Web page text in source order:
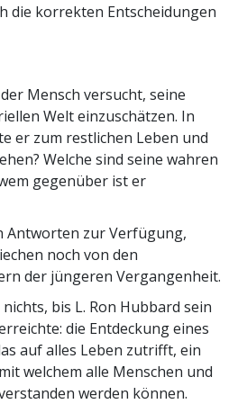
die korrekten Entscheidungen
Mensch versucht, seine
Welt einzuschätzen. In
er zum restlichen Leben und
Welche sind seine wahren
gegenüber ist er
Antworten zur Verfügung,
noch von den
der jüngeren Vergangenheit.
bis L. Ron Hubbard sein
die Entdeckung eines
auf alles Leben zutrifft, ein
welchem alle Menschen und
werden können.